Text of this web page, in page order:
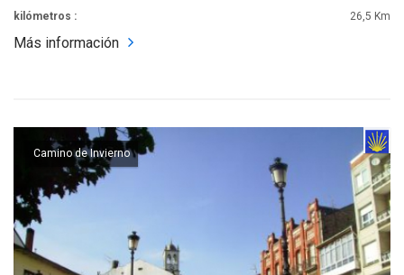
kilómetros : 26,5 Km
Más información
Camino de Invierno